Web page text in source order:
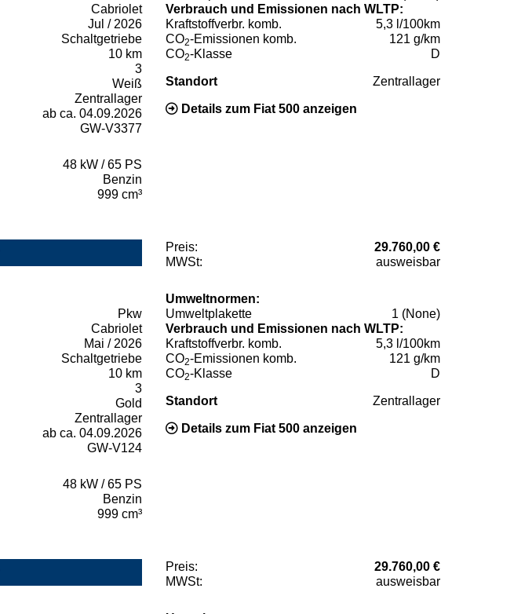
Cabriolet
Jul / 2026
Schaltgetriebe
10 km
3
Weiß
Zentrallager
ab ca. 04.09.2026
GW-V3377
48 kW / 65 PS
Benzin
999 cm³
Verbrauch und Emissionen nach WLTP:
Kraftstoffverbr. komb.
5,3 l/100km
CO2-Emissionen komb.
121 g/km
CO2-Klasse D
Standort Zentrallager
Details zum Fiat 500 anzeigen
Preis:
29.760,00 €
MWSt:
ausweisbar
Pkw
Cabriolet
Mai / 2026
Schaltgetriebe
10 km
3
Gold
Zentrallager
ab ca. 04.09.2026
GW-V124
48 kW / 65 PS
Benzin
999 cm³
Umweltnormen:
Umweltplakette
1 (None)
Verbrauch und Emissionen nach WLTP:
Kraftstoffverbr. komb.
5,3 l/100km
CO2-Emissionen komb.
121 g/km
CO2-Klasse D
Standort Zentrallager
Details zum Fiat 500 anzeigen
Preis:
29.760,00 €
MWSt:
ausweisbar